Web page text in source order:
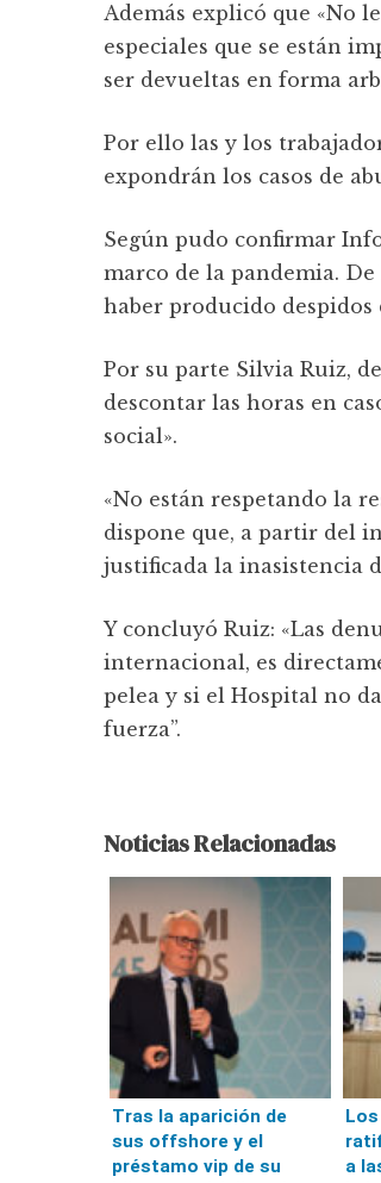
Además explicó que «No
especiales que se están
ser devueltas en forma
Por ello las y los
expondrán los casos de
Según pudo confirmar
marco de la pandemia.
haber producido despidos
Por su parte Silvia Ruiz,
descontar las horas en
social».
«No están respetando la
dispone que, a partir del
justificada la inasistencia
Y concluyó Ruiz: «Las
internacional, es
pelea y si el Hospital no
fuerza”.
Noticias Relacionadas
Tras la aparición de
sus offshore y el
préstamo vip de su
a